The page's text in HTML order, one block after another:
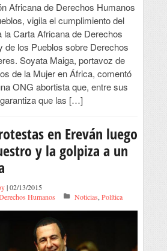
Africana de Derechos Humanos
vigila el cumplimiento del
la Carta Africana de Derechos
de los Pueblos sobre Derechos
Soyata Maiga, portavoz de
de la Mujer en África, comentó
ONG abortista que, entre sus
que las […]
en Ereván luego
y la golpiza a un
| 02/13/2015
Humanos Noticias,Política